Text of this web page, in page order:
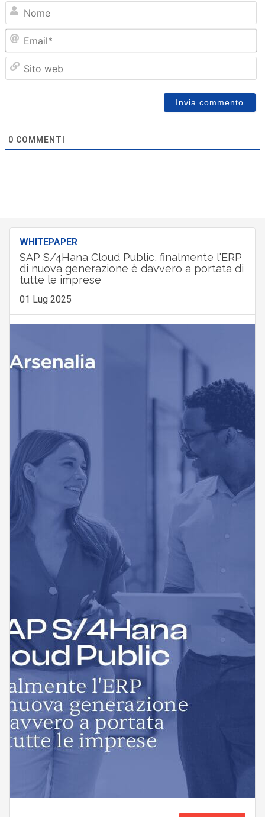
0 COMMENTI
WHITEPAPER
SAP S/4Hana Cloud Public, finalmente l'ERP
di nuova generazione è davvero a portata di
tutte le imprese
01 Lug 2025